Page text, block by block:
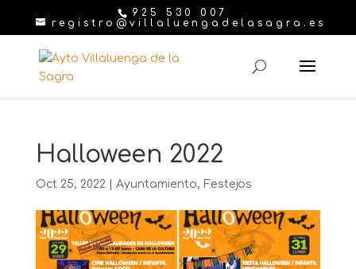
925 530 007
registro@villaluengadelasagra.es
Halloween 2022
Oct 25, 2022 Ayuntamiento, Festejos